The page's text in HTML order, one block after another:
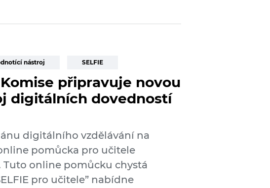
nástroj SELFIE
připravuje novou
digitálních dovedností
digitálního vzdělávání na
pomůcka pro učitele
online pomůcku chystá
pro učitele” nabídne